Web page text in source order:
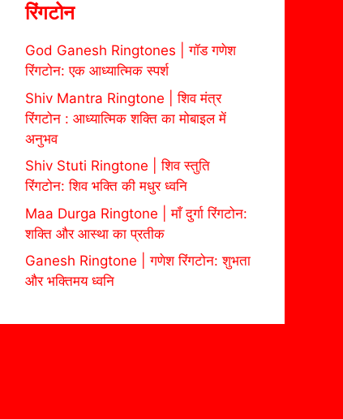
रिंगटोन
God Ganesh Ringtones | गॉड गणेश
रिंगटोन: एक आध्यात्मिक स्पर्श
Shiv Mantra Ringtone | शिव मंत्र
रिंगटोन : आध्यात्मिक शक्ति का मोबाइल में
अनुभव
Shiv Stuti Ringtone | शिव स्तुति
रिंगटोन: शिव भक्ति की मधुर ध्वनि
Maa Durga Ringtone | माँ दुर्गा रिंगटोन:
शक्ति और आस्था का प्रतीक
Ganesh Ringtone | गणेश रिंगटोन: शुभता
और भक्तिमय ध्वनि